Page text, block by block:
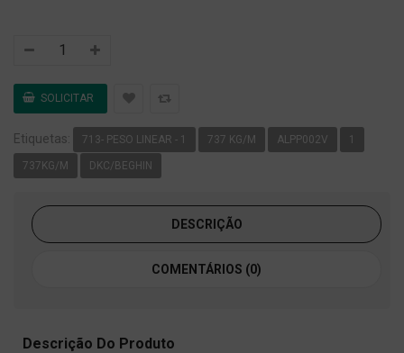
Etiquetas: 713- PESO LINEAR - 1 737 KG/M ALPP002V 1
737KG/M DKC/BEGHIN
DESCRIÇÃO
COMENTÁRIOS (0)
Descrição Do Produto